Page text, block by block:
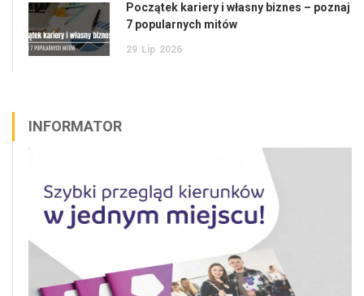
Początek kariery i własny biznes – poznaj
7 popularnych mitów
29 Lip 2026
INFORMATOR